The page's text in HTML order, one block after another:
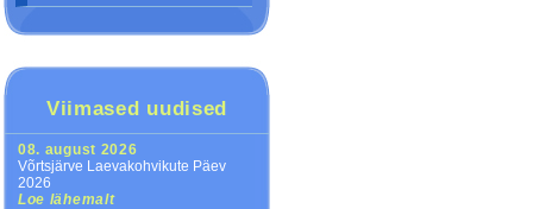
Viimased uudised
08. august 2026
Võrtsjärve Laevakohvikute Päev
2026
Loe lähemalt